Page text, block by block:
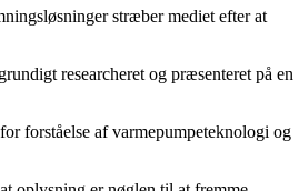
stræber mediet efter at
researcheret og præsenteret på en
forståelse af varmepumpeteknologi og